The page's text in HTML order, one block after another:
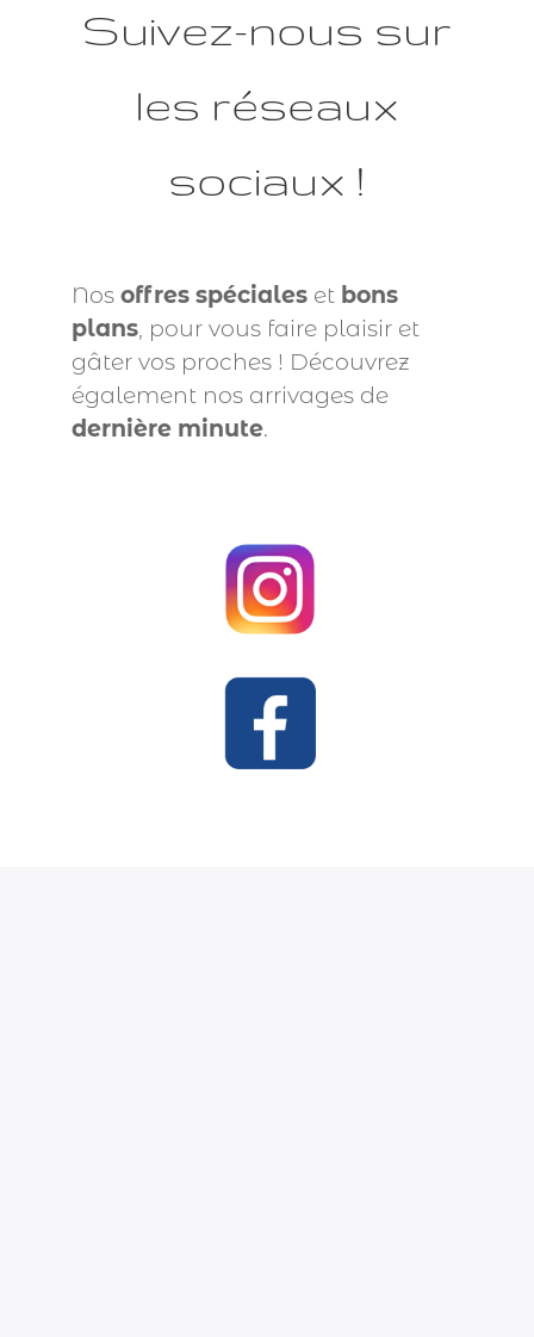
Suivez-nous sur
les réseaux
sociaux !
Nos offres spécialeset bons
plans, pour vous faire plaisir et
gâter vos proches ! Découvrez
également nos arrivages de
dernière minute.